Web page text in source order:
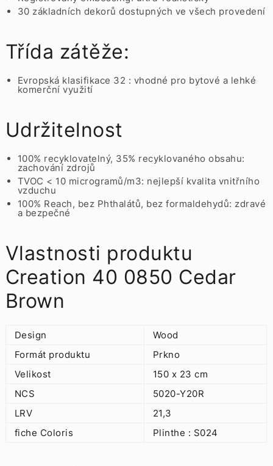
30 základních dekorů dostupných ve všech provedení
Třída zátěže:
Evropská klasifikace 32 : vhodné pro bytové a lehké
komerční využití
Udržitelnost
100% recyklovatelný, 35% recyklovaného obsahu:
zachování zdrojů
TVOC < 10 microgramů/m3: nejlepší kvalita vnitřního
vzduchu
100% Reach, bez Phthalátů, bez formaldehydů: zdravé
a bezpečné
Vlastnosti produktu
Creation 40 0850 Cedar
Brown
Design
Wood
Formát produktu
Prkno
Velikost
150 x 23 cm
NCS
5020-Y20R
LRV
21,3
fiche Coloris
Plinthe : S024